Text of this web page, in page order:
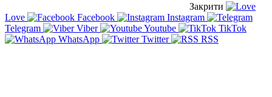
Закрити
Love
Facebook
Instagram
Telegram
Viber Youtube
TikTok
WhatsApp
Twitter RSS